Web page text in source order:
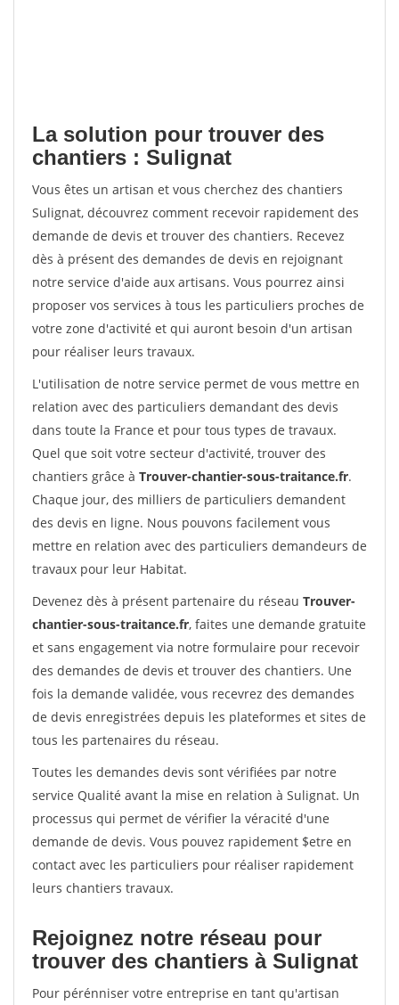
La solution pour trouver des
chantiers : Sulignat
Vous êtes un artisan et vous cherchez des chantiers
Sulignat, découvrez comment recevoir rapidement des
demande de devis et trouver des chantiers. Recevez
dès à présent des demandes de devis en rejoignant
notre service d'aide aux artisans. Vous pourrez ainsi
proposer vos services à tous les particuliers proches de
votre zone d'activité et qui auront besoin d'un artisan
pour réaliser leurs travaux.
L'utilisation de notre service permet de vous mettre en
relation avec des particuliers demandant des devis
dans toute la France et pour tous types de travaux.
Quel que soit votre secteur d'activité, trouver des
chantiers grâce à Trouver-chantier-sous-traitance.fr.
Chaque jour, des milliers de particuliers demandent
des devis en ligne. Nous pouvons facilement vous
mettre en relation avec des particuliers demandeurs de
travaux pour leur Habitat.
Devenez dès à présent partenaire du réseau Trouver-
chantier-sous-traitance.fr, faites une demande gratuite
et sans engagement via notre formulaire pour recevoir
des demandes de devis et trouver des chantiers. Une
fois la demande validée, vous recevrez des demandes
de devis enregistrées depuis les plateformes et sites de
tous les partenaires du réseau.
Toutes les demandes devis sont vérifiées par notre
service Qualité avant la mise en relation à Sulignat. Un
processus qui permet de vérifier la véracité d'une
demande de devis. Vous pouvez rapidement $etre en
contact avec les particuliers pour réaliser rapidement
leurs chantiers travaux.
Rejoignez notre réseau pour
trouver des chantiers à Sulignat
Pour pérénniser votre entreprise en tant qu'artisan